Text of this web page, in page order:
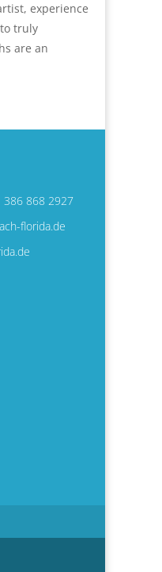
experience
truly
are an
868 2927
florida.de